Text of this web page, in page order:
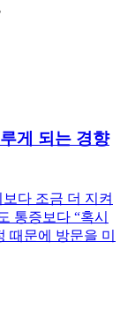
게 되는 경향
다 조금 더 지켜
통증보다 “혹시
때문에 방문을 미